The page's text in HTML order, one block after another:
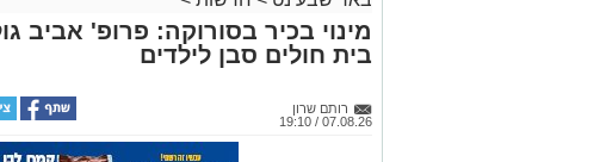
קרדיט - דוברות מרחב נגב
לבית המשפט המחוזי בבאר שבע הוגש כתב
מינוי בכיר בסורוקה: פרופ' אביב
בית חולים סבן לילדים
רותם שרון
07.08.26 / 19:10